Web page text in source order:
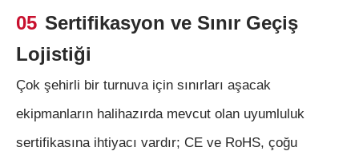
05 Sertifikasyon ve Sınır Geçiş
Lojistiği
Çok şehirli bir turnuva için sınırları aşacak
ekipmanların halihazırda mevcut olan uyumluluk
sertifikasına ihtiyacı vardır; CE ve RoHS, çoğu